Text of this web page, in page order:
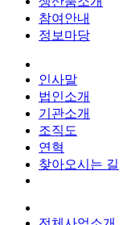
참여안내
정보마당
인사말
법인소개
기관소개
조직도
연혁
찾아오시는 길